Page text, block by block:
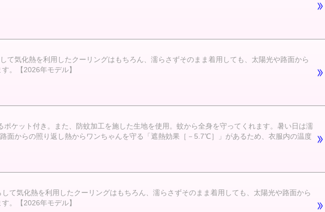
気化熱を利用したクーリングはもちろん、濡らさずそのまま着用しても、太陽光や路面から
。【2026年モデル】
ケット付き。また、防蚊加工を施した生地を使用。蚊から全身を守ってくれます。暑い日は濡
面からの照り返し熱からワンちゃんを守る「遮熱効果［－5.7℃］」があるため、衣服内の温度
て気化熱を利用したクーリングはもちろん、濡らさずそのまま着用しても、太陽光や路面から
。【2026年モデル】